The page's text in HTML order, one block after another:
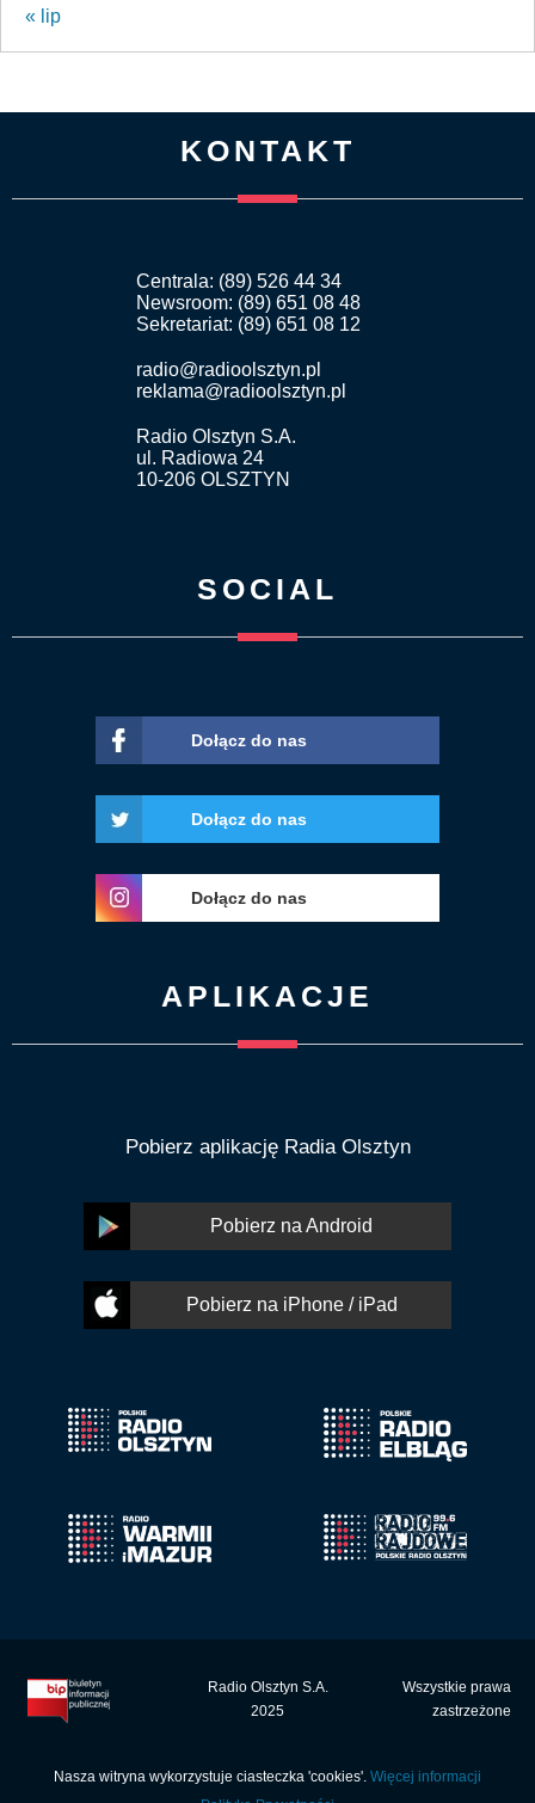
« lip
KONTAKT
Centrala: (89) 526 44 34
Newsroom: (89) 651 08 48
Sekretariat: (89) 651 08 12
radio@radioolsztyn.pl
reklama@radioolsztyn.pl
Radio Olsztyn S.A.
ul. Radiowa 24
10-206 OLSZTYN
SOCIAL
Dołącz do nas
Dołącz do nas
Dołącz do nas
APLIKACJE
Pobierz aplikację Radia Olsztyn
Pobierz na Android
Pobierz na iPhone / iPad
Radio Olsztyn S.A.
2025
Wszystkie prawa
zastrzeżone
Nasza witryna wykorzystuje ciasteczka 'cookies'. Więcej informacji